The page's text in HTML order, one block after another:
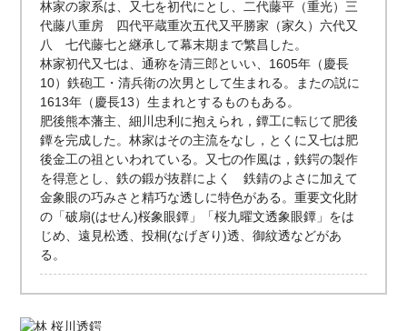
林家の家系は、又七を初代にとし、二代藤平（重光）三
代藤八重房 四代平蔵重次五代又平勝家（家久）六代又
八 七代藤七と継承して幕末期まで繁昌した。
林家初代又七は、通称を清三郎といい、1605年（慶長
10）鉄砲工・清兵衛の次男として生まれる。またの説に
1613年（慶長13）生まれとするものもある。
肥後熊本藩主、細川忠利に抱えられ，鐔工に転じて肥後
鐔を完成した。林家はその主流をなし，とくに又七は肥
後金工の祖といわれている。又七の作風は，鉄鍔の製作
を得意とし、鉄の鍛が抜群によく 鉄錆のよさに加えて
金象眼の巧みさと精巧な透しに特色がある。重要文化財
の「破扇(はせん)桜象眼鐔」「桜九曜文透象眼鐔」をは
じめ、遠見松透、投桐(なげぎり)透、御紋透などがあ
る。